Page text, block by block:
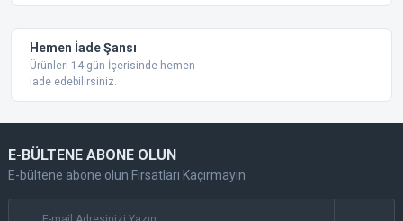
Hemen İade Şansı
Ürünleri 14 gün İçerisinde hemen
iade edebilirsiniz.
E-BÜLTENE ABONE OLUN
E-bültene abone olun Fırsatları Kaçırmayın